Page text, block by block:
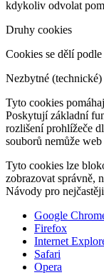
kdykoliv odvolat
Druhy cookies
Cookies se dělí
Nezbytné (technické)
Tyto cookies
Poskytují základní
rozlišení prohlížeče
souborů nemůže
Tyto cookies lze
zobrazovat správně,
Návody pro
Google
Firefox
Internet
Safari
Opera